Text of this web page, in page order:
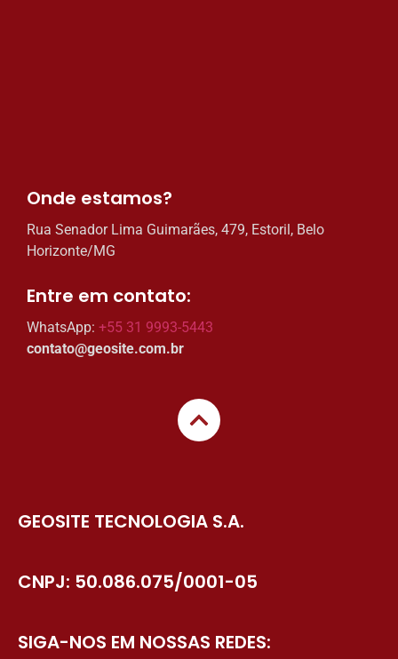
Onde estamos?​
Rua Senador Lima Guimarães, 479, Estoril, Belo
Horizonte/MG
Entre em contato:​
WhatsApp: +55 31 9993-5443
contato@geosite.com.br
SIGA-NOS EM NOSSAS REDES:
CNPJ: 50.086.075/0001-05
GEOSITE TECNOLOGIA S.A.